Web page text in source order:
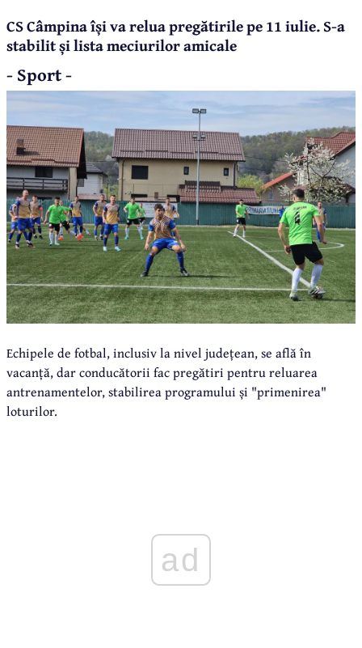
CS Câmpina își va relua pregătirile pe 11 iulie. S-a
stabilit și lista meciurilor amicale
- Sport -
Echipele de fotbal, inclusiv la nivel județean, se află în
vacanță, dar conducătorii fac pregătiri pentru reluarea
antrenamentelor, stabilirea programului și "primenirea"
loturilor.
ad